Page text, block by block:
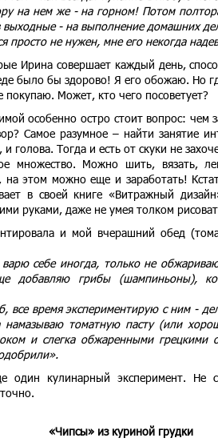
на нем же - на горном! Потом
выходные - на выполнение домашних
просто не нужен, мне его некогда
Ирина совершает каждый день,
было бы здорово! Я его обожаю. Но
Может, кто чего посоветует?
особенно остро стоит вопрос: чем
Самое разумное – найти занятие
голова. Тогда и есть от скуки не
множество. Можно шить, вязать,
на этом можно еще и заработать!
в своей книге «Витражный
руками, даже не умея толком
и мой вчерашний обед
себе иногда, только не
грибы (шампиньоны),
все время экспериментирую с ним -
намазываю томатную пасту (или
и слегка обжаренными
один кулинарный эксперимент. Не
«Чипсы» из куриной грудки